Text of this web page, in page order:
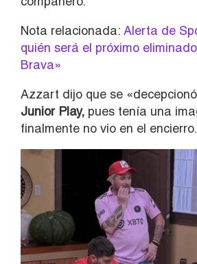
Nota relacionada: Alerta de
quién será el próximo
Brava»
Azzart dijo que se
Junior Play, pues tenía una
finalmente no vio en el encierro.